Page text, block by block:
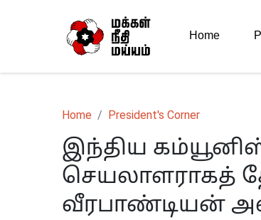
Home
Home President's Corner
இந்திய
செயலாளராகத்
வீரபாண்டியன்